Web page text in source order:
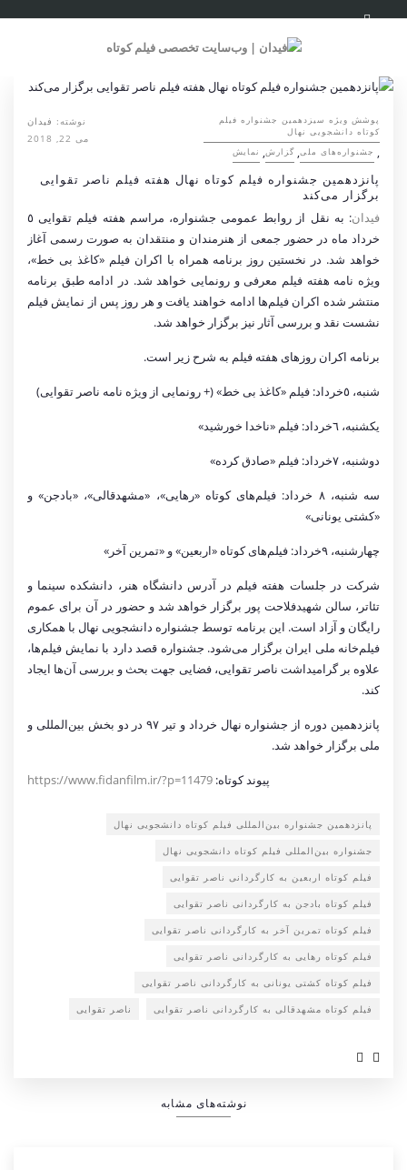
پوشش ویژه سیزدهمین جشنواره فیلم
کوتاه دانشجویی نهال
, جشنواره‌های ملی, گزارش, نمایش
نوشته: فیدان
می 22, 2018
پانزدهمين جشنواره فيلم كوتاه نهال هفته فيلم ناصر تقوايى
برگزار مى‌كند
فیدان
: به نقل از روابط عمومى جشنواره، مراسم هفته فيلم تقوايى ٥
خرداد ماه در حضور جمعى از هنرمندان و منتقدان به صورت رسمى آغاز
خواهد شد. در نخستين روز برنامه همراه با اكران فيلم «كاغذ بى خط»،
ويژه نامه هفته فيلم معرفى و رونمايى خواهد شد. در ادامه طبق برنامه
منتشر شده اكران فيلم‌ها ادامه خواهند يافت و هر روز پس از نمايش فيلم
نشست نقد و بررسى آثار نيز برگزار خواهد شد.
برنامه اكران روزهاى هفته فيلم به شرح زیر است.
شنبه، ٥خرداد: فیلم «کاغذ بی خط» (+ رونمايى از ويژه نامه ناصر تقوايى)
یکشنبه، ٦خرداد: فیلم «ناخدا خورشید»
دوشنبه، ٧خرداد: فیلم «صادق کرده»
سه شنبه، ٨ خرداد: فیلم‌های کوتاه «رهایی»، «مشهدقالی»، «بادجن» و
«کشتی یونانی»
چهارشنبه، ٩خرداد: فیلم‌های کوتاه «اربعین» و «تمرین آخر»
شركت در جلسات هفته فيلم در آدرس دانشگاه هنر، دانشکده سینما و
تئاتر، سالن شهیدفلاحت پور برگزار خواهد شد و حضور در آن برای عموم
رايگان و آزاد است. اين برنامه توسط جشنواره دانشجويى نهال با همكارى
فيلم‌خانه ملى ايران برگزار مى‌شود. جشنواره قصد دارد با نمايش فيلم‌ها،
علاوه بر گراميداشت ناصر تقوايى، فضايى جهت بحث و بررسى آن‌ها ايجاد
كند.
پانزدهمين دوره از جشنواره نهال خرداد و تير ٩٧ در دو بخش بين‌المللى و
ملى برگزار خواهد شد.
پیوند کوتاه: https://www.fidanfilm.ir/?p=11479
پانزدهمین جشنواره بین‌المللی فیلم کوتاه دانشجویی نهال
جشنواره بین‌المللی فیلم کوتاه دانشجویی نهال
فیلم کوتاه اربعین به کارگردانی ناصر تقوایی
فیلم کوتاه بادجن به کارگردانی ناصر تقوایی
فیلم کوتاه تمرین آخر به کارگردانی ناصر تقوایی
فیلم کوتاه رهایی به کارگردانی ناصر تقوایی
فیلم کوتاه کشتی یونانی به کارگردانی ناصر تقوایی
فیلم کوتاه مشهدقالی به کارگردانی ناصر تقوایی ناصر تقوایی
نوشته‌های مشابه